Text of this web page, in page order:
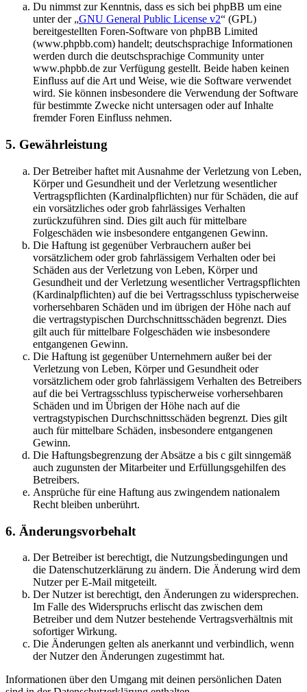
Du nimmst zur Kenntnis, dass es sich bei phpBB um eine
unter der „GNU General Public License v2“ (GPL)
bereitgestellten Foren-Software von phpBB Limited
(www.phpbb.com) handelt; deutschsprachige Informationen
werden durch die deutschsprachige Community unter
www.phpbb.de zur Verfügung gestellt. Beide haben keinen
Einfluss auf die Art und Weise, wie die Software verwendet
wird. Sie können insbesondere die Verwendung der Software
für bestimmte Zwecke nicht untersagen oder auf Inhalte
fremder Foren Einfluss nehmen.
5. Gewährleistung
Der Betreiber haftet mit Ausnahme der Verletzung von Leben,
Körper und Gesundheit und der Verletzung wesentlicher
Vertragspflichten (Kardinalpflichten) nur für Schäden, die auf
ein vorsätzliches oder grob fahrlässiges Verhalten
zurückzuführen sind. Dies gilt auch für mittelbare
Folgeschäden wie insbesondere entgangenen Gewinn.
Die Haftung ist gegenüber Verbrauchern außer bei
vorsätzlichem oder grob fahrlässigem Verhalten oder bei
Schäden aus der Verletzung von Leben, Körper und
Gesundheit und der Verletzung wesentlicher Vertragspflichten
(Kardinalpflichten) auf die bei Vertragsschluss typischerweise
vorhersehbaren Schäden und im übrigen der Höhe nach auf
die vertragstypischen Durchschnittsschäden begrenzt. Dies
gilt auch für mittelbare Folgeschäden wie insbesondere
entgangenen Gewinn.
Die Haftung ist gegenüber Unternehmern außer bei der
Verletzung von Leben, Körper und Gesundheit oder
vorsätzlichem oder grob fahrlässigem Verhalten des Betreibers
auf die bei Vertragsschluss typischerweise vorhersehbaren
Schäden und im Übrigen der Höhe nach auf die
vertragstypischen Durchschnittsschäden begrenzt. Dies gilt
auch für mittelbare Schäden, insbesondere entgangenen
Gewinn.
Die Haftungsbegrenzung der Absätze a bis c gilt sinngemäß
auch zugunsten der Mitarbeiter und Erfüllungsgehilfen des
Betreibers.
Ansprüche für eine Haftung aus zwingendem nationalem
Recht bleiben unberührt.
6. Änderungsvorbehalt
Der Betreiber ist berechtigt, die Nutzungsbedingungen und
die Datenschutzerklärung zu ändern. Die Änderung wird dem
Nutzer per E-Mail mitgeteilt.
Der Nutzer ist berechtigt, den Änderungen zu widersprechen.
Im Falle des Widerspruchs erlischt das zwischen dem
Betreiber und dem Nutzer bestehende Vertragsverhältnis mit
sofortiger Wirkung.
Die Änderungen gelten als anerkannt und verbindlich, wenn
der Nutzer den Änderungen zugestimmt hat.
Informationen über den Umgang mit deinen persönlichen Daten